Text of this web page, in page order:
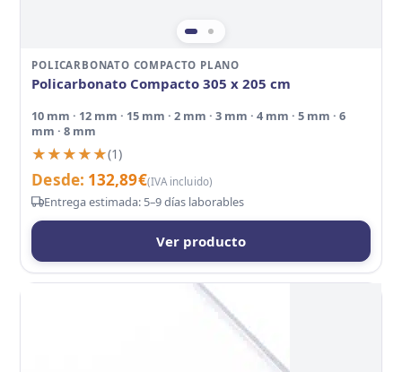
POLICARBONATO COMPACTO PLANO
Policarbonato Compacto 305 x 205 cm
10 mm · 12 mm · 15 mm · 2 mm · 3 mm · 4 mm · 5 mm · 6
mm · 8 mm
★★★★★
★★★★★(1)
Desde: 132,89€(IVA incluido)
Entrega estimada: 5–9 días laborables
Ver producto